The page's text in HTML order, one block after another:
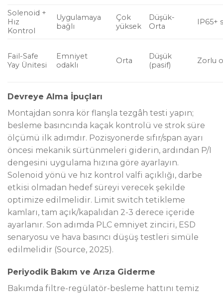
Solenoid +
Hız
Kontrol
Uygulamaya
bağlı
Çok
yüksek
Düşük-
Orta
IP65+
Fail-Safe
Yay Ünitesi
Emniyet
odaklı
Orta
Düşük
(pasif)
Zorlu
Devreye Alma İpuçları
Montajdan sonra kör flanşla tezgâh testi yapın;
besleme basıncında kaçak kontrolü ve strok süre
ölçümü ilk adımdır. Pozisyonerde sıfır/span ayarı
öncesi mekanik sürtünmeleri giderin, ardından P/I
dengesini uygulama hızına göre ayarlayın.
Solenoid yönü ve hız kontrol valfi açıklığı, darbe
etkisi olmadan hedef süreyi verecek şekilde
optimize edilmelidir. Limit switch tetikleme
kamları, tam açık/kapalıdan 2-3 derece içeride
ayarlanır. Son adımda PLC emniyet zinciri, ESD
senaryosu ve hava basıncı düşüş testleri simüle
edilmelidir (Source, 2025).
Periyodik Bakım ve Arıza Giderme
Bakımda filtre-regülatör-besleme hattını temiz